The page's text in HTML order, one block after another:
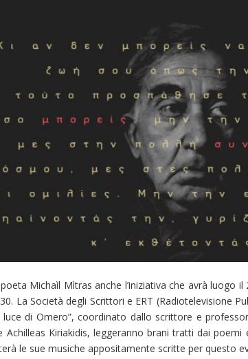
Michaìl Mìtras anche l’iniziativa che avrà luogo
La Società degli Scrittori e ERT (Radiotelevisione
di Omero”, coordinato dallo scrittore e
Achilleas Kiriakidis, leggeranno brani tratti dai
le sue musiche appositamente scritte per questo